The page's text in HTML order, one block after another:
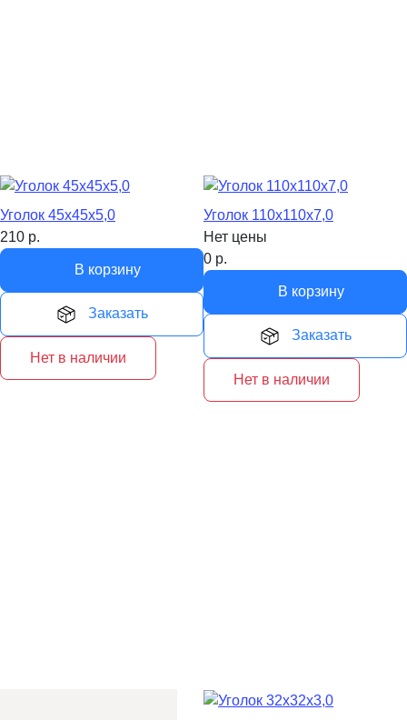
Уголок 45х45х5,0
210 р.
В корзину
Заказать
Нет в наличии
Уголок 110х110х7,0
Нет цены
0 р.
В корзину
Заказать
Нет в наличии